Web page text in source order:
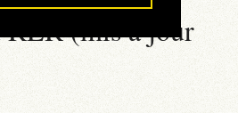
RER (mis à jour